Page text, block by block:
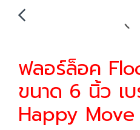
ฟลอร์ล็อค
ขนาด 6 นิ้ว เ
Happy Move